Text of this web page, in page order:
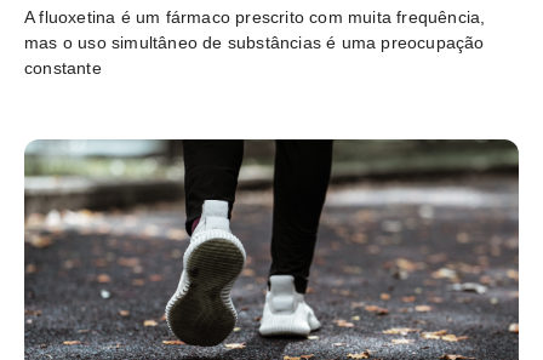
A fluoxetina é um fármaco prescrito com muita frequência,
mas o uso simultâneo de substâncias é uma preocupação
constante